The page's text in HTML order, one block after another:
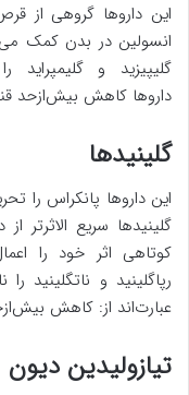
این داروها گروهی از
انسولین در بدن کمک
گلیپیزید و
داروها کاهش بیش‌ازحد
گلینیدها
این داروها پانکراس را
گلینیدها سریع الاثرتر
کوتاهی اثر خود را
رپاگلینید و ناتگلینید
عبارت‌اند از: کاهش
تیازولیدین دیون